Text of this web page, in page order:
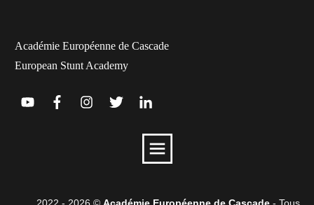
Académie Européenne de Cascade
European Stunt Academy